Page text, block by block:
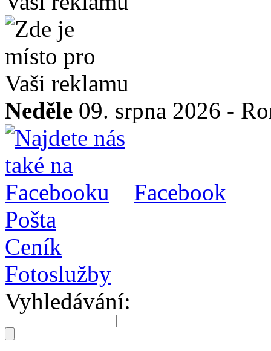
Neděle 09. srpna 2026 -
Facebook
Pošta
Ceník
Fotoslužby
Vyhledávání: